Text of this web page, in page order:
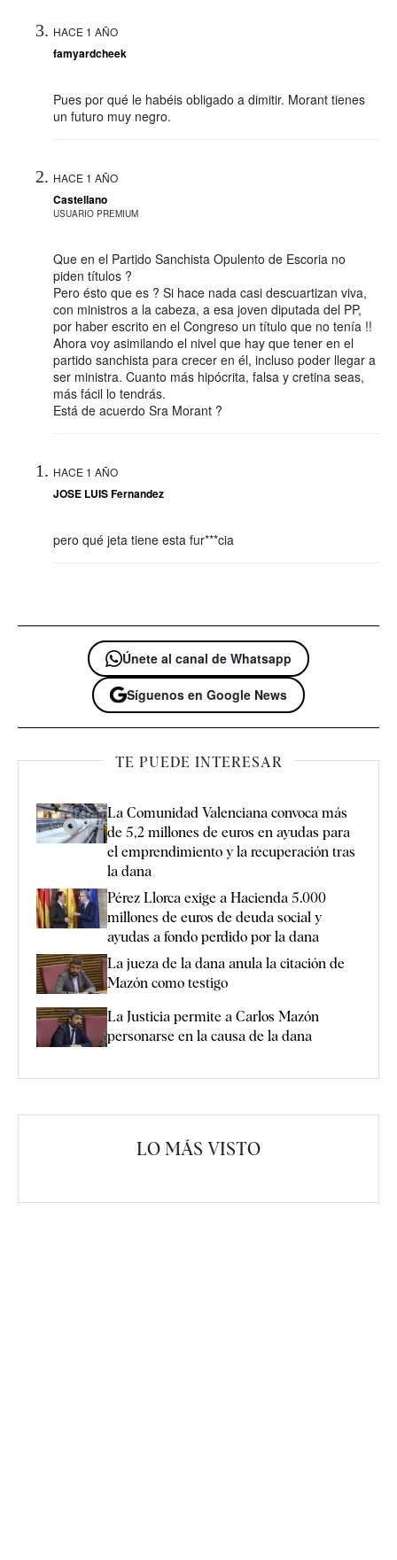
HACE 1 AÑO
famyardcheek
Pues por qué le habéis obligado a dimitir. Morant tienes
un futuro muy negro.
HACE 1 AÑO
Castellano
USUARIO PREMIUM
Que en el Partido Sanchista Opulento de Escoria no
piden títulos ?
Pero ésto que es ? Si hace nada casi descuartizan viva,
con ministros a la cabeza, a esa joven diputada del PP,
por haber escrito en el Congreso un título que no tenía !!
Ahora voy asimilando el nivel que hay que tener en el
partido sanchista para crecer en él, incluso poder llegar a
ser ministra. Cuanto más hipócrita, falsa y cretina seas,
más fácil lo tendrás.
Está de acuerdo Sra Morant ?
HACE 1 AÑO
JOSE LUIS Fernandez
pero qué jeta tiene esta fur***cia
Únete al canal de Whatsapp
Síguenos en Google News
TE PUEDE INTERESAR
La Comunidad Valenciana convoca más
de 5,2 millones de euros en ayudas para
el emprendimiento y la recuperación tras
la dana
Pérez Llorca exige a Hacienda 5.000
millones de euros de deuda social y
ayudas a fondo perdido por la dana
La jueza de la dana anula la citación de
Mazón como testigo
La Justicia permite a Carlos Mazón
personarse en la causa de la dana
LO MÁS VISTO